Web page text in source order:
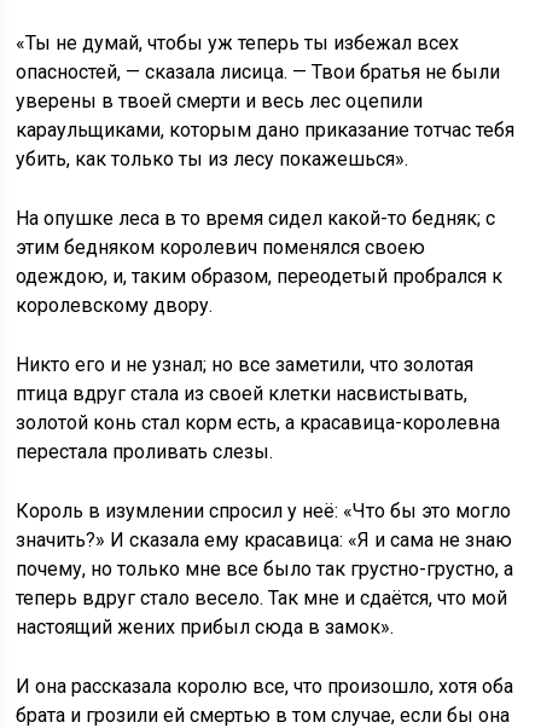
«Ты не думай, чтобы уж теперь ты избежал всех
опасностей, — сказала лисица. — Твои братья не были
уверены в твоей смерти и весь лес оцепили
караульщиками, которым дано приказание тотчас тебя
убить, как только ты из лесу покажешься».
На опушке леса в то время сидел какой-то бедняк; с
этим бедняком королевич поменялся своею
одеждою, и, таким образом, переодетый пробрался к
королевскому двору.
Никто его и не узнал; но все заметили, что золотая
птица вдруг стала из своей клетки насвистывать,
золотой конь стал корм есть, а красавица-королевна
перестала проливать слезы.
Король в изумлении спросил у неё: «Что бы это могло
значить?» И сказала ему красавица: «Я и сама не знаю
почему, но только мне все было так грустно-грустно, а
теперь вдруг стало весело. Так мне и сдаётся, что мой
настоящий жених прибыл сюда в замок».
И она рассказала королю все, что произошло, хотя оба
брата и грозили ей смертью в том случае, если бы она